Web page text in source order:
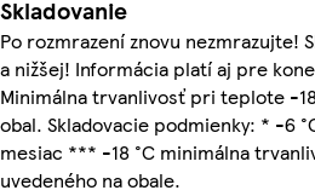
Skladovanie
Po rozmrazení znovu nezmrazujte!
a nižšej! Informácia platí aj pre
Minimálna trvanlivosť pri teplote -
obal. Skladovacie podmienky: * -6
mesiac *** -18 °C minimálna
uvedeného na obale.